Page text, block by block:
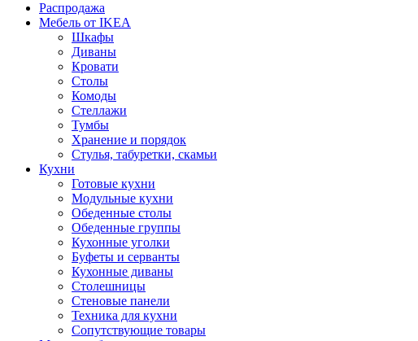
Распродажа
Мебель от IKEA
Шкафы
Диваны
Кровати
Столы
Комоды
Стеллажи
Тумбы
Хранение и порядок
Стулья, табуретки, скамьи
Кухни
Готовые кухни
Модульные кухни
Обеденные столы
Обеденные группы
Кухонные уголки
Буфеты и серванты
Кухонные диваны
Столешницы
Стеновые панели
Техника для кухни
Сопутствующие товары